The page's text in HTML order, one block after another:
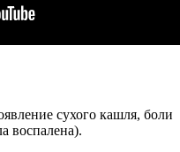
сухого кашля, боли
воспалена).